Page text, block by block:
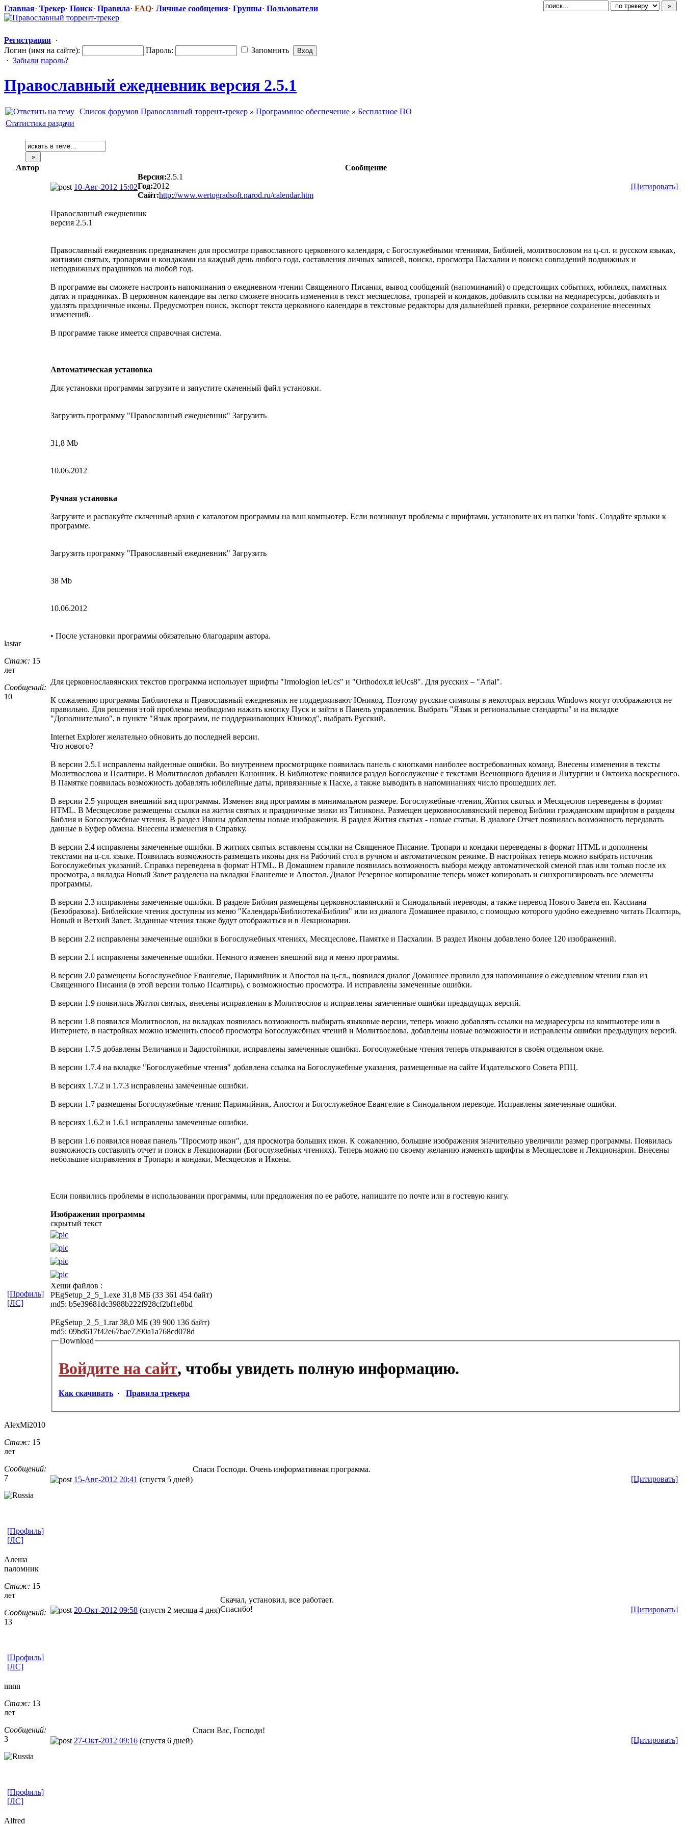
Главная· Трекер· Поиск· Правила· FAQ· Личные сообщения· Группы· Пользователи
Регистрация ·
Логин (имя на сайте):
Пароль:
Запомнить
· Забыли пароль?
Православный ​ ежедневник версия 2.5.1
Список форумов Православный торрент-трекер » Программное обеспечение » Бесплатное ПО
Статистика раздачи
Автор Сообщение
lastar
Стаж: 15
лет
Сообщений:
10
10-Авг-2012 15:02 [Цитировать]
Версия:2.5.1
Год:2012
Сайт:http://www.wertogradsoft.narod.ru/calendar.htm
Православный ежедневник
версия 2.5.1
Православный ежедневник предназначен для просмотра православного церковного календаря, с Богослужебными чтениями, Библией, молитвословом на ц-сл. и русском языках,
житиями святых, тропарями и кондаками на каждый день любого года, составления личных записей, поиска, просмотра Пасхалии и поиска совпадений подвижных и
неподвижных праздников на любой год.
В программе вы сможете настроить напоминания о ежедневном чтении Священного Писания, вывод сообщений (напоминаний) о предстоящих событиях, юбилеях, памятных
датах и праздниках. В церковном календаре вы легко сможете вносить изменения в текст месяцеслова, тропарей и кондаков, добавлять ссылки на медиаресурсы, добавлять и
удалять праздничные иконы. Предусмотрен поиск, экспорт текста церковного календаря в текстовые редакторы для дальнейшей правки, резервное сохранение внесенных
изменений.
В программе также имеется справочная система.
Автоматическая установка
Для установки программы загрузите и запустите скаченный файл установки.
Загрузить программу "Православный ежедневник" Загрузить
31,8 Mb
10.06.2012
Ручная установка
Загрузите и распакуйте скаченный архив с каталогом программы на ваш компьютер. Если возникнут проблемы с шрифтами, установите их из папки 'fonts'. Создайте ярлыки к
программе.
Загрузить программу "Православный ежедневник" Загрузить
38 Mb
10.06.2012
• После установки программы обязательно благодарим автора.
Для церковнославянских текстов программа использует шрифты "Irmologion ieUcs" и "Orthodox.tt ieUcs8". Для русских – "Arial".
К сожалению программы Библиотека и Православный ежедневник не поддерживают Юникод. Поэтому русские символы в некоторых версиях Windows могут отображаются не
правильно. Для решения этой проблемы необходимо нажать кнопку Пуск и зайти в Панель управления. Выбрать "Язык и региональные стандарты" и на вкладке
"Дополнительно", в пункте "Язык программ, не поддерживающих Юникод", выбрать Русский.
Internet Explorer желательно обновить до последней версии.
Что нового?
В версии 2.5.1 исправлены найденные ошибки. Во внутреннем просмотрщике появилась панель с кнопками наиболее востребованных команд. Внесены изменения в тексты
Молитвослова и Псалтири. В Молитвослов добавлен Канонник. В Библиотеке появился раздел Богослужение с текстами Всенощного бдения и Литургии и Октоиха воскресного.
В Памятке появилась возможность добавлять юбилейные даты, привязанные к Пасхе, а также выводить в напоминаниях число прошедших лет.
В версии 2.5 упрощен внешний вид программы. Изменен вид программы в минимальном размере. Богослужебные чтения, Жития святых и Месяцеслов переведены в формат
HTML. В Месяцеслове размещены ссылки на жития святых и праздничные знаки из Типикона. Размещен церковнославянский перевод Библии гражданским шрифтом в разделы
Библия и Богослужебные чтения. В раздел Иконы добавлены новые изображения. В раздел Жития святых - новые статьи. В диалоге Отчет появилась возможность передавать
данные в Буфер обмена. Внесены изменения в Справку.
В версии 2.4 исправлены замеченные ошибки. В житиях святых вставлены ссылки на Священное Писание. Тропари и кондаки переведены в формат HTML и дополнены
текстами на ц-сл. языке. Появилась возможность размещать иконы дня на Рабочий стол в ручном и автоматическом режиме. В настройках теперь можно выбрать источник
Богослужебных указаний. Справка переведена в формат HTML. В Домашнем правиле появилась возможность выбора между автоматической сменой глав или только после их
просмотра, а вкладка Новый Завет разделена на вкладки Евангелие и Апостол. Диалог Резервное копирование теперь может копировать и синхронизировать все элементы
программы.
В версии 2.3 исправлены замеченные ошибки. В разделе Библия размещены церковнославянский и Синодальный переводы, а также перевод Нового Завета еп. Кассиана
(Безобразова). Библейские чтения доступны из меню "Календарь\Библиотека\Библия" или из диалога Домашнее правило, с помощью которого удобно ежедневно читать Псалтирь,
Новый и Ветхий Завет. Заданные чтения также будут отображаться и в Лекционарии.
В версии 2.2 исправлены замеченные ошибки в Богослужебных чтениях, Месяцеслове, Памятке и Пасхалии. В раздел Иконы добавлено более 120 изображений.
В версии 2.1 исправлены замеченные ошибки. Немного изменен внешний вид и меню программы.
В версии 2.0 размещены Богослужебное Евангелие, Паримийник и Апостол на ц-сл., появился диалог Домашнее правило для напоминания о ежедневном чтении глав из
Священного Писания (в этой версии только Псалтирь), с возможностью просмотра. И исправлены замеченные ошибки.
В версии 1.9 появились Жития святых, внесены исправления в Молитвослов и исправлены замеченные ошибки предыдущих версий.
В версии 1.8 появился Молитвослов, на вкладках появилась возможность выбирать языковые версии, теперь можно добавлять ссылки на медиаресурсы на компьютере или в
Интернете, в настройках можно изменить способ просмотра Богослужебных чтений и Молитвослова, добавлены новые возможности и исправлены ошибки предыдущих версий.
В версии 1.7.5 добавлены Величания и Задостойники, исправлены замеченные ошибки. Богослужебные чтения теперь открываются в своём отдельном окне.
В версии 1.7.4 на вкладке "Богослужебные чтения" добавлена ссылка на Богослужебные указания, размещенные на сайте Издательского Совета РПЦ.
В версиях 1.7.2 и 1.7.3 исправлены замеченные ошибки.
В версии 1.7 размещены Богослужебные чтения: Паримийник, Апостол и Богослужебное Евангелие в Синодальном переводе. Исправлены замеченные ошибки.
В версиях 1.6.2 и 1.6.1 исправлены замеченные ошибки.
В версии 1.6 появился новая панель "Просмотр икон", для просмотра больших икон. К сожалению, большие изображения значительно увеличили размер программы. Появилась
возможность составлять отчет и поиск в Лекционарии (Богослужебных чтениях). Теперь можно по своему желанию изменять шрифты в Месяцеслове и Лекционарии. Внесены
небольшие исправления в Тропари и кондаки, Месяцеслов и Иконы.
Если появились проблемы в использовании программы, или предложения по ее работе, напишите по почте или в гостевую книгу.
Изображения программы
скрытый текст
Хеши файлов :
PEgSetup_2_5_1.exe 31,8 МБ (33 361 454 байт)
md5: b5e39681dc3988b222f928cf2bf1e8bd
PEgSetup_2_5_1.rar 38,0 МБ (39 900 136 байт)
md5: 09bd617f42e67bae7290a1a768cd078d
Download
Войдите на сайт, чтобы увидеть полную информацию.
Как скачивать · Правила трекера
[Профиль]
[ЛС]
AlexMi2010
Стаж: 15
лет
Сообщений:
7
15-Авг-2012 20:41 (спустя 5 дней) [Цитировать]
Спаси Господи. Очень информативная программа.
[Профиль]
[ЛС]
Алеша
паломник
Стаж: 15
лет
Сообщений:
13
20-Окт-2012 09:58 (спустя 2 месяца 4 дня) [Цитировать]
Скачал, установил, все работает.
Спасибо!
[Профиль]
[ЛС]
nnnn
Стаж: 13
лет
Сообщений:
3
27-Окт-2012 09:16 (спустя 6 дней) [Цитировать]
Спаси Вас, Господи!
[Профиль]
[ЛС]
Alfred